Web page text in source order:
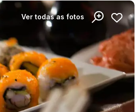
Ver todas as fotos